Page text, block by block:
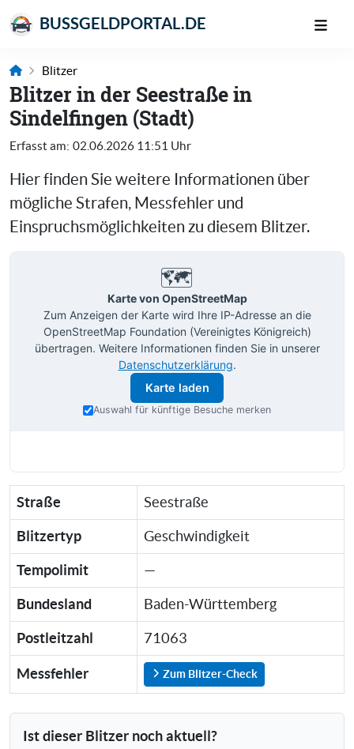
BUSSGELDPORTAL.DE
Blitzer
Blitzer in der Seestraße in
Sindelfingen (Stadt)
Erfasst am: 02.06.2026 11:51 Uhr
Hier finden Sie weitere Informationen über
mögliche Strafen, Messfehler und
Einspruchsmöglichkeiten zu diesem Blitzer.
🗺️
Karte von OpenStreetMap
Zum Anzeigen der Karte wird Ihre IP-Adresse an die
OpenStreetMap Foundation (Vereinigtes Königreich)
übertragen. Weitere Informationen finden Sie in unserer
Datenschutzerklärung.
Karte laden
Auswahl für künftige Besuche merken
Straße Seestraße
Blitzertyp Geschwindigkeit
Tempolimit —
Bundesland Baden-Württemberg
Postleitzahl 71063
Messfehler Zum Blitzer-Check
Ist dieser Blitzer noch aktuell?